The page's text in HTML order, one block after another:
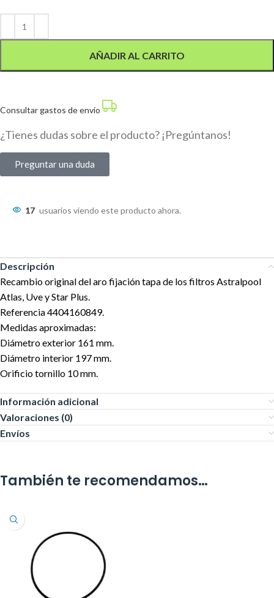
AÑADIR AL CARRITO
Consultar gastos de envío
¿Tienes dudas sobre el producto? ¡Pregúntanos!
Preguntar una duda
17 usuarios viendo este producto ahora.
Descripción
Recambio original del aro fijación tapa de los filtros Astralpool
Atlas, Uve y Star Plus.
Referencia 4404160849.
Medidas aproximadas:
Diámetro exterior 161 mm.
Diámetro interior 197 mm.
Orificio tornillo 10 mm.
Información adicional
Valoraciones (0)
Envíos
También te recomendamos…